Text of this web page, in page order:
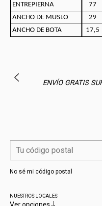
ENTREPIERNA
77
ANCHO DE MUSLO
29
ANCHO DE BOTA
17,5
ENVÍO GRATIS
No sé mi código postal
NUESTROS LOCALES
Ver opciones